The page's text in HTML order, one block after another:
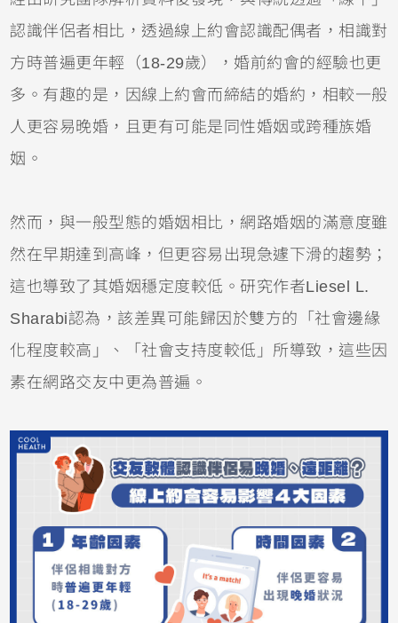
認識伴侶者相比，透過線上約會認識配偶者，相識對
方時普遍更年輕（18-29歲），婚前約會的經驗也更
多。有趣的是，因線上約會而締結的婚約，相較一般
人更容易晚婚，且更有可能是同性婚姻或跨種族婚
姻。
然而，與一般型態的婚姻相比，網路婚姻的滿意度雖
然在早期達到高峰，但更容易出現急遽下滑的趨勢；
這也導致了其婚姻穩定度較低。研究作者Liesel L.
Sharabi認為，該差異可能歸因於雙方的「社會邊緣
化程度較高」、「社會支持度較低」所導致，這些因
素在網路交友中更為普遍。